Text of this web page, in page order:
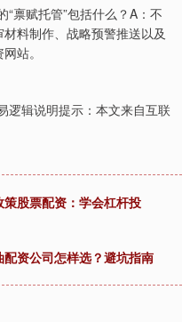
禀赋托管”包括什么？A：不
料制作、战略预警推送以及
站。
逻辑说明提示：本文来自互联
股票配资：学会杠杆投
资公司怎样选？避坑指南